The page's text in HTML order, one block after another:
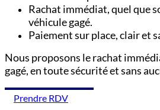
Rachat immédiat, quel que
véhicule gagé.
Paiement sur place, clair et
Nous proposons le rachat
gagé, en toute sécurité et sans
Prendre RDV